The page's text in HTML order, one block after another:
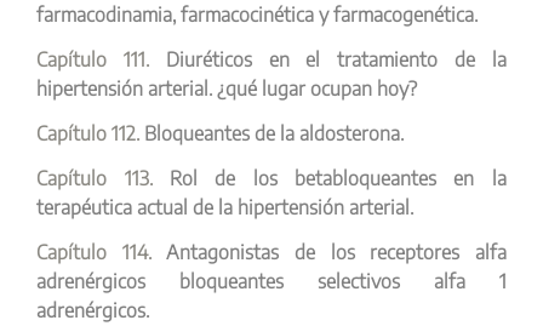
farmacodinamia, farmacocinética y farmacogenética.
Capítulo 111. Diuréticos en el tratamiento de la
hipertensión arterial. ¿qué lugar ocupan hoy?
Capítulo 112. Bloqueantes de la aldosterona.
Capítulo 113. Rol de los betabloqueantes en la
terapéutica actual de la hipertensión arterial.
Capítulo 114.Antagonistas de los receptores alfa
adrenérgicos bloqueantes selectivos alfa 1
adrenérgicos.